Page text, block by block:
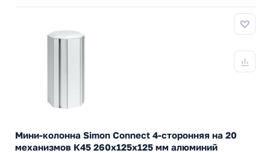
Мини-колонна Simon Connect 4-сторонняя на 20
механизмов К45 260х125х125 мм алюминий